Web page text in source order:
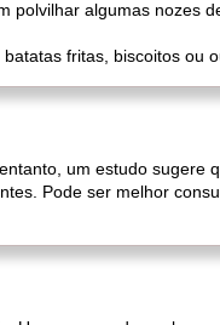
polvilhar algumas nozes
fritas, biscoitos ou
um estudo sugere
Pode ser melhor